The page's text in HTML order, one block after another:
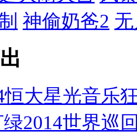
神偷奶爸2
恒大星光音乐
2014世界巡